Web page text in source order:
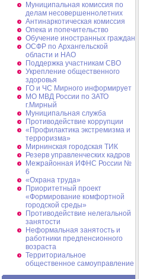
Муниципальная комиссия по
делам несовершеннолетних
Антинаркотическая комиссия
Опека и попечительство
Обучение иностранных граждан
ОСФР по Архангельской
области и НАО
Поддержка участникам СВО
Укрепление общественного
здоровья
ГО и ЧС Мирного информирует
МО МВД России по ЗАТО
г.Мирный
Муниципальная cлужба
Противодействие коррупции
«Профилактика экстремизма и
терроризма»
Мирнинская городская ТИК
Резерв управленческих кадров
Межрайонная ИФНС России №
6
«Охрана труда»
Приоритетный проект
«Формирование комфортной
городской среды»
Противодействие нелегальной
занятости
Неформальная занятость и
работники предпенсионного
возраста
Территориальное
общественное самоуправление